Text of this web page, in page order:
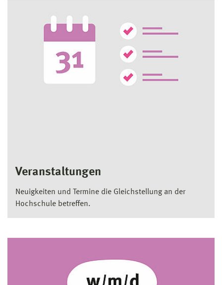
Veranstaltungen
Neuigkeiten und Termine die Gleichstellung an der
Hochschule betreffen.